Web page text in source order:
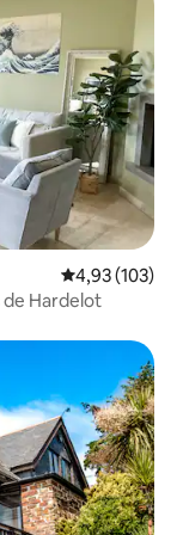
4,93 de uma
4,93 (103)
de Hardelot